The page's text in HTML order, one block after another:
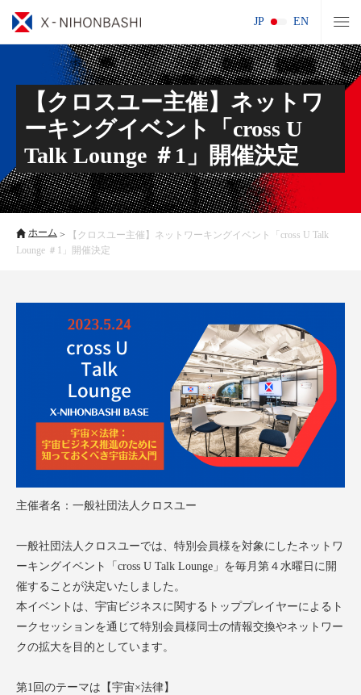
JP EN
【クロスユー主催】ネットワ
ーキングイベント「cross U
Talk Lounge ＃1」開催決定
ホーム >
【クロスユー主催】ネットワーキングイベント「cross U Talk
Lounge ＃1」開催決定
主催者名：一般社団法人クロスユー
一般社団法人クロスユーでは、特別会員様を対象にしたネットワ
ーキングイベント「cross U Talk Lounge」を毎月第４水曜日に開
催することが決定いたしました。
本イベントは、宇宙ビジネスに関するトッププレイヤーによるト
ークセッションを通じて特別会員様同士の情報交換やネットワー
クの拡大を目的としています。
第1回のテーマは【宇宙×法律】